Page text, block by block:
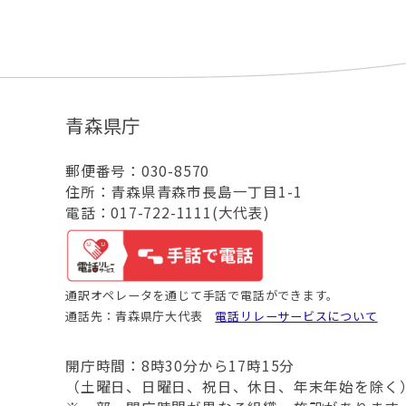
青森県庁
郵便番号：030-8570
住所：青森県青森市長島一丁目1-1
電話：017-722-1111(大代表)
通訳オペレータを通じて手話で電話ができます。
通話先：青森県庁大代表 電話リレーサービスについて
開庁時間：8時30分から17時15分
（土曜日、日曜日、祝日、休日、年末年始を除く